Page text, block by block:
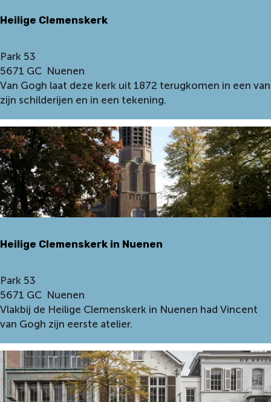
Heilige Clemenskerk
H
e
i
l
g
e
C
l
e
m
e
s
e
r
k
Park 53
5671 GC Nuenen
Van Gogh laat deze kerk uit 1872 terugkomen in een van
zijn schilderijen en in een tekening.
Heilige Clemenskerk in Nuenen
H
e
i
l
g
C
Park 53
5671 GC Nuenen
Vlakbij de Heilige Clemenskerk in Nuenen had Vincent
van Gogh zijn eerste atelier.